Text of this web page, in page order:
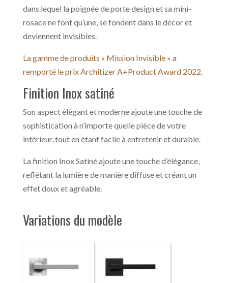
dans lequel la poignée de porte design et sa mini-
rosace ne font qu’une, se fondent dans le décor et
deviennent invisibles.
La gamme de produits « Mission Invisible » a
remporté le prix Architizer A+Product Award 2022.
Finition Inox satiné
Son aspect élégant et moderne ajoute une touche de
sophistication à n’importe quelle pièce de votre
intérieur, tout en étant facile à entretenir et durable.
La finition Inox Satiné ajoute une touche d’élégance,
reflétant la lumière de manière diffuse et créant un
effet doux et agréable.
Variations du modèle